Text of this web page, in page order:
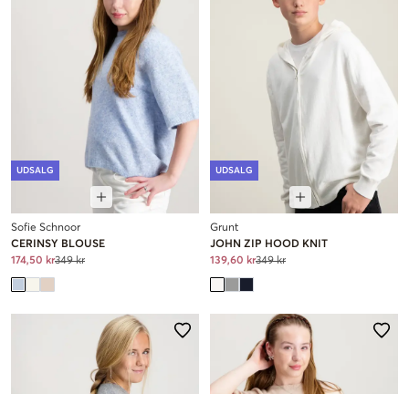
UDSALG
Sofie Schnoor
CERINSY BLOUSE
174,50 kr349 kr
UDSALG
Grunt
JOHN ZIP HOOD KNIT
139,60 kr349 kr